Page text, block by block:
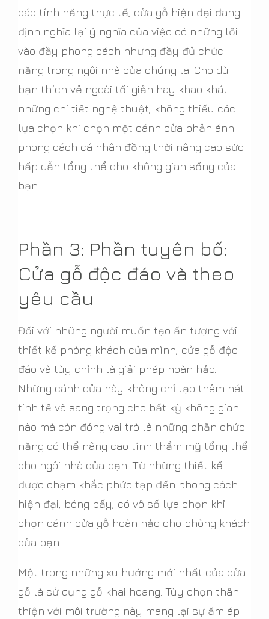
các tính năng thực tế, cửa gỗ hiện đại đang
định nghĩa lại ý nghĩa của việc có những lối
vào đầy phong cách nhưng đầy đủ chức
năng trong ngôi nhà của chúng ta. Cho dù
bạn thích vẻ ngoài tối giản hay khao khát
những chi tiết nghệ thuật, không thiếu các
lựa chọn khi chọn một cánh cửa phản ánh
phong cách cá nhân đồng thời nâng cao sức
hấp dẫn tổng thể cho không gian sống của
bạn.
Phần 3: Phần tuyên bố:
Cửa gỗ độc đáo và theo
yêu cầu
Đối với những người muốn tạo ấn tượng với
thiết kế phòng khách của mình, cửa gỗ độc
đáo và tùy chỉnh là giải pháp hoàn hảo.
Những cánh cửa này không chỉ tạo thêm nét
tinh tế và sang trọng cho bất kỳ không gian
nào mà còn đóng vai trò là những phần chức
năng có thể nâng cao tính thẩm mỹ tổng thể
cho ngôi nhà của bạn. Từ những thiết kế
được chạm khắc phức tạp đến phong cách
hiện đại, bóng bẩy, có vô số lựa chọn khi
chọn cánh cửa gỗ hoàn hảo cho phòng khách
của bạn.
Một trong những xu hướng mới nhất của cửa
gỗ là sử dụng gỗ khai hoang. Tùy chọn thân
thiện với môi trường này mang lại sự ấm áp